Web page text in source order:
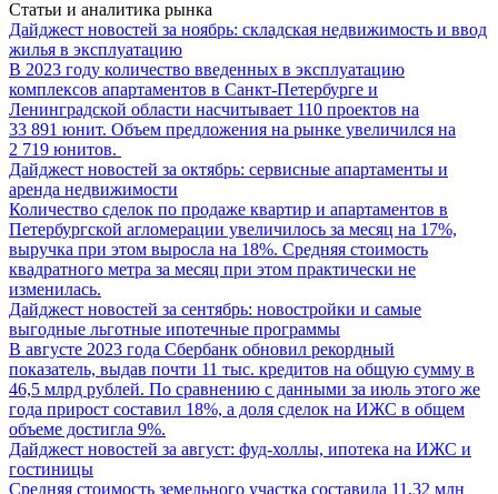
Статьи и аналитика рынка
Дайджест новостей за ноябрь: складская недвижимость и ввод
жилья в эксплуатацию
В 2023 году количество введенных в эксплуатацию
комплексов апартаментов в Санкт-Петербурге и
Ленинградской области насчитывает 110 проектов на
33 891 юнит. Объем предложения на рынке увеличился на
2 719 юнитов.
Дайджест новостей за октябрь: сервисные апартаменты и
аренда недвижимости
Количество сделок по продаже квартир и апартаментов в
Петербургской агломерации увеличилось за месяц на 17%,
выручка при этом выросла на 18%. Средняя стоимость
квадратного метра за месяц при этом практически не
изменилась.
Дайджест новостей за сентябрь: новостройки и самые
выгодные льготные ипотечные программы
В августе 2023 года Сбербанк обновил рекордный
показатель, выдав почти 11 тыс. кредитов на общую сумму в
46,5 млрд рублей. По сравнению с данными за июль этого же
года прирост составил 18%, а доля сделок на ИЖС в общем
объеме достигла 9%.
Дайджест новостей за август: фуд-холлы, ипотека на ИЖС и
гостиницы
Средняя стоимость земельного участка составила 11,32 млн